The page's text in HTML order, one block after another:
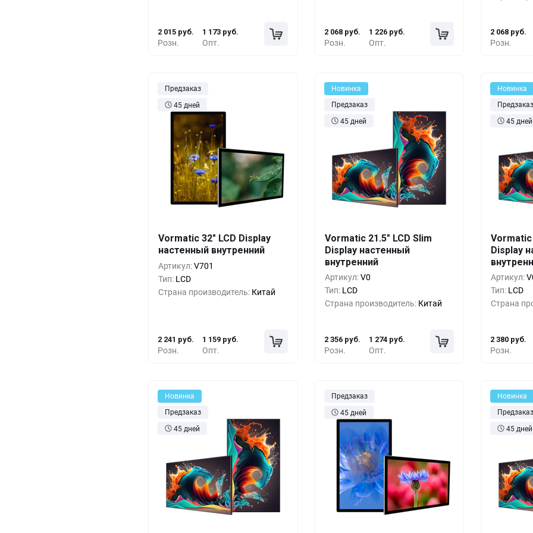
Розн.
2 015 руб.
Опт.
1 173 руб.
Розн.
2 068 руб.
Опт.
1 226 руб.
Розн.
2 068 руб.
Предзаказ
45 дней
Vormatic 32" LCD Display
настенный внутренний
Артикул:V701
Тип: LCD
Страна производитель: Китай
Розн.
2 241 руб.
Опт.
1 159 руб.
Кол-во Выгода За 1 шт.
1+ 0%
Новинка
Предзаказ
45 дней
Vormatic 21.5" LCD Slim
Display настенный
внутренний
Артикул:V0
Тип: LCD
Страна производитель: Китай
Розн.
2 356 руб.
Опт.
1 274 руб.
Кол-во Выгода За 1 шт.
1+ 0%
10+ -30% 1 635 руб.
Новинка
Предзаказ
45 дней
Vormatic
Display
Артикул:
Тип: LCD
Страна
Розн.
2 380 руб.
Кол-во
1+
5+
10+
Новинка
Предзаказ
45 дней
Предзаказ
45 дней
Новинка
Предзаказ
45 дней